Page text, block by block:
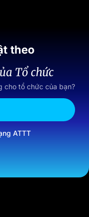
theo
Tổ chức
cho tổ chức của bạn?
ATTT